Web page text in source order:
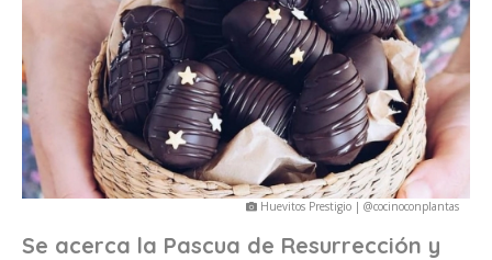
Huevitos Prestigio | @cocinoconplantas
Se acerca la Pascua de Resurrección y